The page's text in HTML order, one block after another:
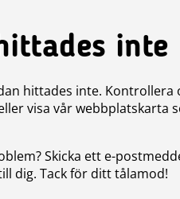
inte
hittades inte. Kontrollera
visa vår webbplatskarta
Skicka ett e-
dig. Tack för ditt tålamod!